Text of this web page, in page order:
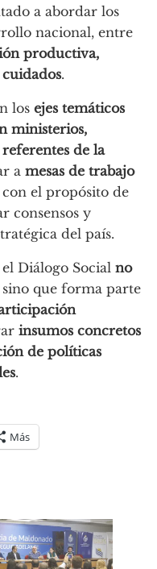
a abordar los
nacional, entre
productiva,
.
los ejes temáticos
ministerios,
de la
a mesas de trabajo
con el propósito de
consensos y
del país.
Diálogo Social no
sino que forma parte
insumos concretos
de políticas
.
Más